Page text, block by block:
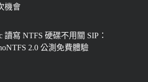
機會
讀寫 NTFS 硬碟不用關 SIP：
2.0 公測免費體驗